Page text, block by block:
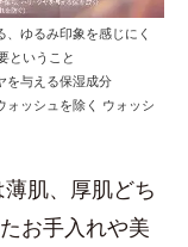
ゆるみ印象を感じにく
ということ
を与える保湿成分
ッシュを除く ウォッシ
肌、厚肌どち
お手入れや美